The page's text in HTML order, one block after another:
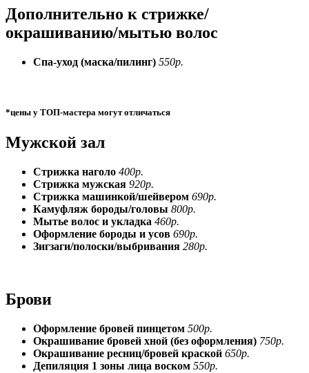
Дополнительно к стрижке/
окрашиванию/мытью волос
Спа-уход (маска/пилинг) 550р.
*цены у ТОП-мастера могут отличаться
Мужской зал
Стрижка наголо 400р.
Стрижка мужская 920р.
Стрижка машинкой/шейвером 690р.
Камуфляж бороды/головы 800р.
Мытье волос и укладка 460р.
Оформление бороды и усов 690р.
Зигзаги/полоски/выбривания 280р.
Брови
Оформление бровей пинцетом 500р.
Окрашивание бровей хной (без оформления) 750р.
Окрашивание ресниц/бровей краской 650р.
Депиляция 1 зоны лица воском 550р.